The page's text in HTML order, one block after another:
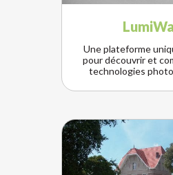
Une plateforme
pour découvrir et
technologies